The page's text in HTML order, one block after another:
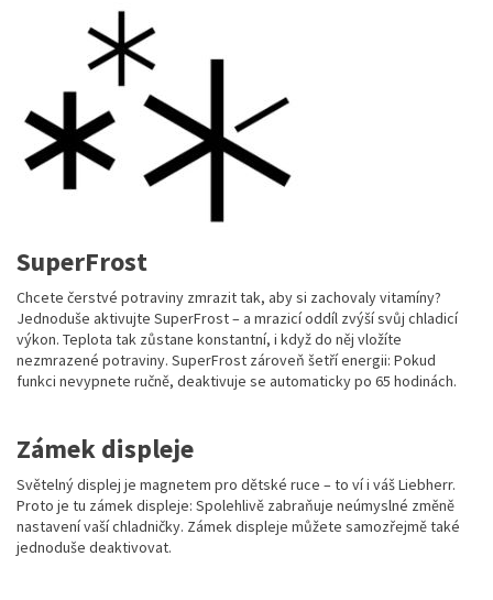
SuperFrost
Chcete čerstvé potraviny zmrazit tak, aby si zachovaly vitamíny?
Jednoduše aktivujte SuperFrost – a mrazicí oddíl zvýší svůj chladicí
výkon. Teplota tak zůstane konstantní, i když do něj vložíte
nezmrazené potraviny. SuperFrost zároveň šetří energii: Pokud
funkci nevypnete ručně, deaktivuje se automaticky po 65 hodinách.
Zámek displeje
Světelný displej je magnetem pro dětské ruce – to ví i váš Liebherr.
Proto je tu zámek displeje: Spolehlivě zabraňuje neúmyslné změně
nastavení vaší chladničky. Zámek displeje můžete samozřejmě také
jednoduše deaktivovat.